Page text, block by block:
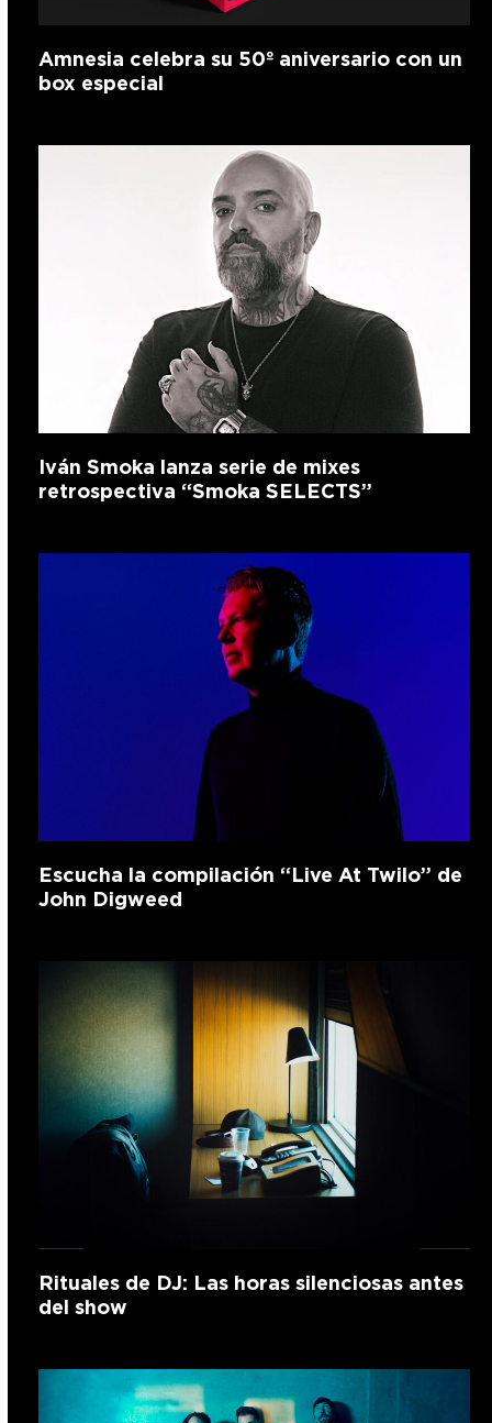
Amnesia celebra su 50º aniversario con un
box especial
Iván Smoka lanza serie de mixes
retrospectiva “Smoka SELECTS”
Escucha la compilación “Live At Twilo” de
John Digweed
Rituales de DJ: Las horas silenciosas antes
del show